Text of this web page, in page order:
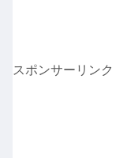
スポンサーリンク